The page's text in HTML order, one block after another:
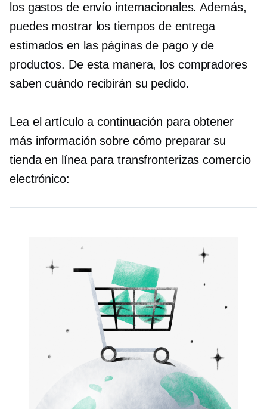
los gastos de envío internacionales. Además,
puedes mostrar los tiempos de entrega
estimados en las páginas de pago y de
productos. De esta manera, los compradores
saben cuándo recibirán su pedido.
Lea el artículo a continuación para obtener
más información sobre cómo preparar su
tienda en línea para transfronterizas comercio
electrónico: